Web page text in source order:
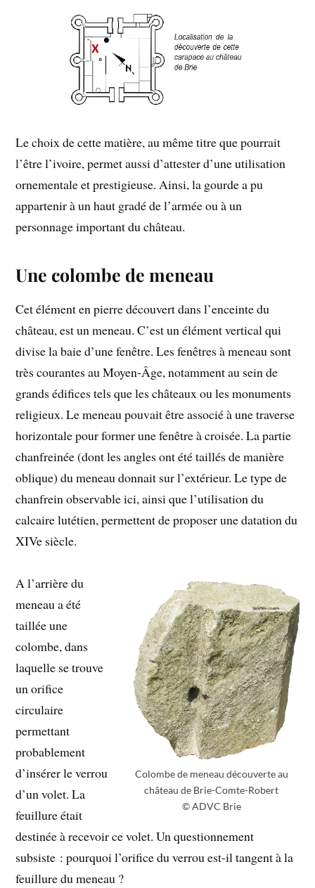
Le choix de cette matière, au même titre que pourrait
l’être l’ivoire, permet aussi d’attester d’une utilisation
ornementale et prestigieuse. Ainsi, la gourde a pu
appartenir à un haut gradé de l’armée ou à un
personnage important du château.
Une colombe de meneau
Cet élément en pierre découvert dans l’enceinte du
château, est un meneau. C’est un élément vertical qui
divise la baie d’une fenêtre. Les fenêtres à meneau sont
très courantes au Moyen-Âge, notamment au sein de
grands édifices tels que les châteaux ou les monuments
religieux. Le meneau pouvait être associé à une traverse
horizontale pour former une fenêtre à croisée. La partie
chanfreinée (dont les angles ont été taillés de manière
oblique) du meneau donnait sur l’extérieur. Le type de
chanfrein observable ici, ainsi que l’utilisation du
calcaire lutétien, permettent de proposer une datation du
XIVe siècle.
Colombe de meneau découverte au
château de Brie-Comte-Robert
© ADVC Brie
A l’arrière du
meneau a été
taillée une
colombe, dans
laquelle se trouve
un orifice
circulaire
permettant
probablement
d’insérer le verrou
d’un volet. La
feuillure était
destinée à recevoir ce volet. Un questionnement
subsiste : pourquoi l’orifice du verrou est-il tangent à la
feuillure du meneau ?